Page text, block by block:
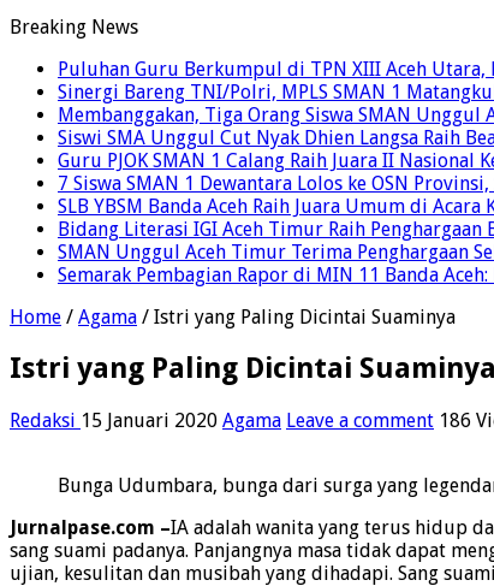
Breaking News
Puluhan Guru Berkumpul di TPN XIII Aceh Utara,
Sinergi Bareng TNI/Polri, MPLS SMAN 1
Membanggakan, Tiga Orang Siswa SMAN Unggul
Siswi SMA Unggul Cut Nyak Dhien Langsa Raih
Guru PJOK SMAN 1 Calang Raih Juara II Nasional
7 Siswa SMAN 1 Dewantara Lolos ke OSN
SLB YBSM Banda Aceh Raih Juara Umum di Acara
Bidang Literasi IGI Aceh Timur Raih Penghargaan
SMAN Unggul Aceh Timur Terima Penghargaan
Semarak Pembagian Rapor di MIN 11 Banda
Home / Agama / Istri yang Paling Dicintai Suaminya
Istri yang Paling Dicintai Suaminya
Redaksi 15 Januari 2020 Agama Leave a comment 186
Bunga Udumbara, bunga dari surga yang
Jurnalpase.com –IA adalah wanita yang terus hidup
sang suami padanya. Panjangnya masa tidak dapat
ujian, kesulitan dan musibah yang dihadapi. Sang